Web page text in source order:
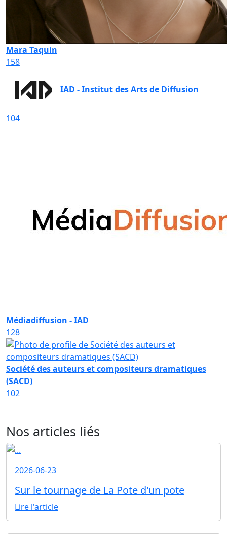
Mara Taquin
158
IAD - Institut des Arts de Diffusion
104
Médiadiffusion - IAD
128
Société des auteurs et compositeurs dramatiques
(SACD)
102
Nos articles liés
2026-06-23
Sur le tournage de La Pote d'un pote
Lire l'article